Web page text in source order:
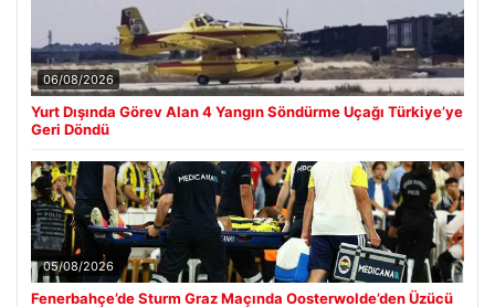
06/08/2026
Yurt Dışında Görev Alan 4 Yangın Söndürme Uçağı Türkiye’ye
Geri Döndü
05/08/2026
Fenerbahçe’de Sturm Graz Maçında Oosterwolde’den Üzücü